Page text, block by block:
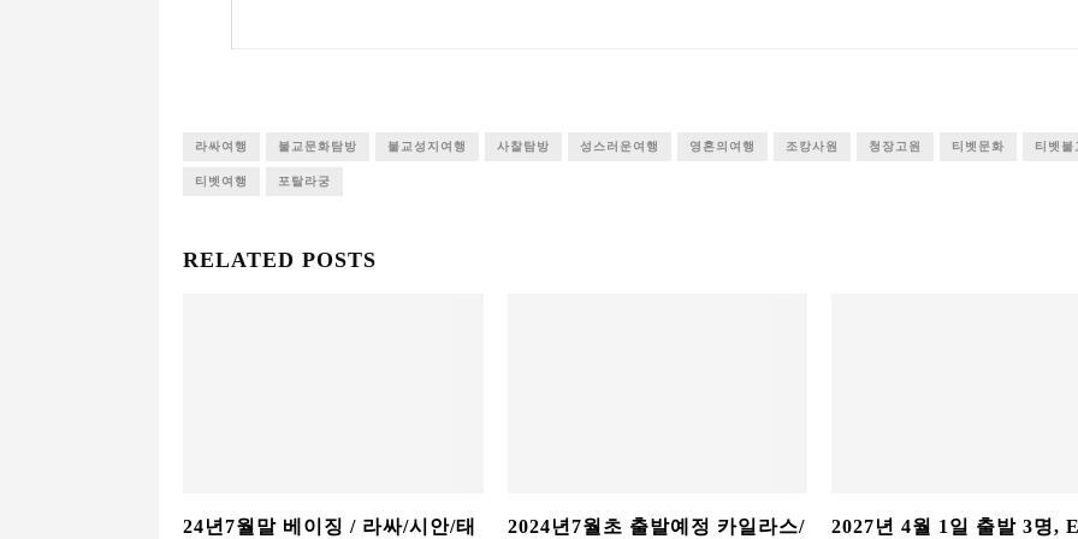
라싸여행 불교문화탐방 불교성지여행 사찰탐방 성스러운여행 영혼의여행 조캉사원 청장고원 티벳문화 티벳불
티벳여행 포탈라궁
RELATED POSTS
24년7월말 베이징 / 라싸/시안/태 2024년7월초 출발예정 카일라스/ 2027년 4월 1일 출발 3명,